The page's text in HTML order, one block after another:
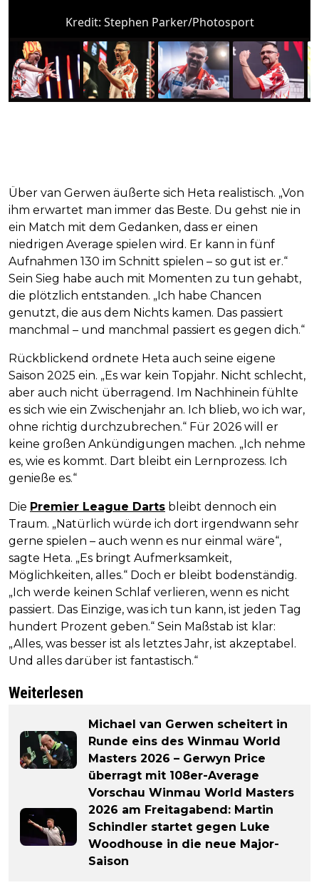
Kredit: Stephen Parker/Photosport
Über van Gerwen äußerte sich Heta realistisch. „Von
ihm erwartet man immer das Beste. Du gehst nie in
ein Match mit dem Gedanken, dass er einen
niedrigen Average spielen wird. Er kann in fünf
Aufnahmen 130 im Schnitt spielen – so gut ist er.“
Sein Sieg habe auch mit Momenten zu tun gehabt,
die plötzlich entstanden. „Ich habe Chancen
genutzt, die aus dem Nichts kamen. Das passiert
manchmal – und manchmal passiert es gegen dich.“
Rückblickend ordnete Heta auch seine eigene
Saison 2025 ein. „Es war kein Topjahr. Nicht schlecht,
aber auch nicht überragend. Im Nachhinein fühlte
es sich wie ein Zwischenjahr an. Ich blieb, wo ich war,
ohne richtig durchzubrechen.“ Für 2026 will er
keine großen Ankündigungen machen. „Ich nehme
es, wie es kommt. Dart bleibt ein Lernprozess. Ich
genieße es.“
Die Premier League Darts bleibt dennoch ein
Traum. „Natürlich würde ich dort irgendwann sehr
gerne spielen – auch wenn es nur einmal wäre“,
sagte Heta. „Es bringt Aufmerksamkeit,
Möglichkeiten, alles.“ Doch er bleibt bodenständig.
„Ich werde keinen Schlaf verlieren, wenn es nicht
passiert. Das Einzige, was ich tun kann, ist jeden Tag
hundert Prozent geben.“ Sein Maßstab ist klar:
„Alles, was besser ist als letztes Jahr, ist akzeptabel.
Und alles darüber ist fantastisch.“
Weiterlesen
Michael van Gerwen scheitert in
Runde eins des Winmau World
Masters 2026 – Gerwyn Price
überragt mit 108er-Average
Vorschau Winmau World Masters
2026 am Freitagabend: Martin
Schindler startet gegen Luke
Woodhouse in die neue Major-
Saison